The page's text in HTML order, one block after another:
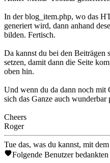
In der blog_item.php, wo das
generiert wird, dann anhand
bilden. Fertisch.
Da kannst du bei den Beiträgen
setzen, damit dann die Seite
oben hin.
Und wenn du da dann noch mit
sich das Ganze auch wunderbar
Cheers
Roger
Tue das, was du kannst, mit
Folgende Benutzer bedankten